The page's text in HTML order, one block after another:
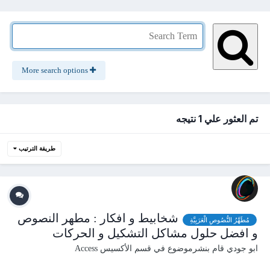
تم العثور علي 1 نتيجه
طريقة الترتيب
مُطَهَّرُ النُّصُوصِ الْعَرَبِيَّةِ
شخابيط و افكار : مطهر النصوص
و افضل حلول مشاكل التشكيل و الحركات
ابو جودي قام بنشرموضوع في قسم الأكسيس Access